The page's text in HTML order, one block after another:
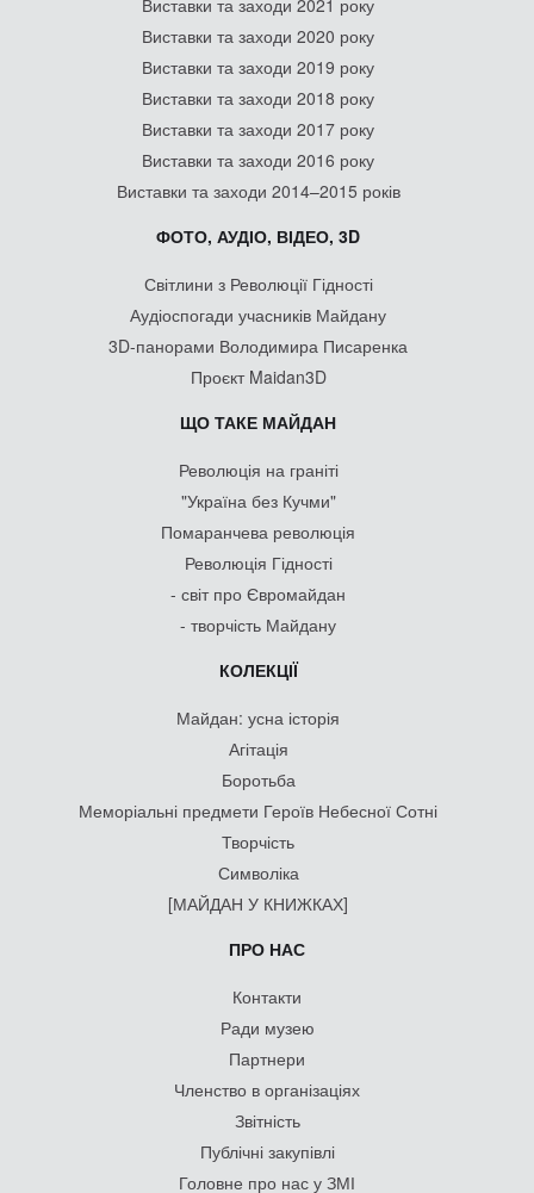
Виставки та заходи 2020 року
Виставки та заходи 2019 року
Виставки та заходи 2018 року
Виставки та заходи 2017 року
Виставки та заходи 2016 року
Виставки та заходи 2014–2015 років
ФОТО, АУДІО, ВІДЕО, 3D
Світлини з Революції Гідності
Аудіоспогади учасників Майдану
3D-панорами Володимира Писаренка
Проєкт Maidan3D
ЩО ТАКЕ МАЙДАН
Революція на граніті
"Україна без Кучми"
Помаранчева революція
Революція Гідності
- світ про Євромайдан
- творчість Майдану
КОЛЕКЦІЇ
Майдан: усна історія
Агітація
Боротьба
Меморіальні предмети Героїв Небесної Сотні
Творчість
Символіка
[МАЙДАН У КНИЖКАХ]
ПРО НАС
Контакти
Ради музею
Партнери
Членство в організаціях
Звітність
Публічні закупівлі
Головне про нас у ЗМІ